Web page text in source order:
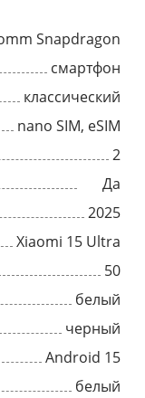
Snapdragon
смартфон
классический
nano SIM, eSIM
2
Да
2025
Xiaomi 15 Ultra
50
белый
черный
Android 15
белый